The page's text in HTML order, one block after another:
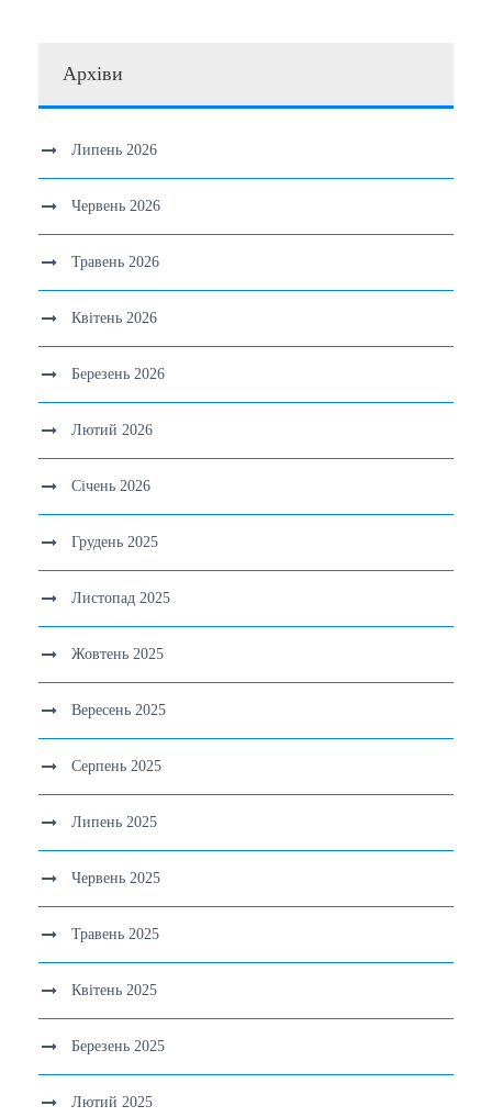
Архіви
Липень 2026
Червень 2026
Травень 2026
Квітень 2026
Березень 2026
Лютий 2026
Січень 2026
Грудень 2025
Листопад 2025
Жовтень 2025
Вересень 2025
Серпень 2025
Липень 2025
Червень 2025
Травень 2025
Квітень 2025
Березень 2025
Лютий 2025